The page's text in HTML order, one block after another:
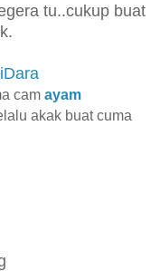
tu..cukup buat
cam ayam
akak buat cuma